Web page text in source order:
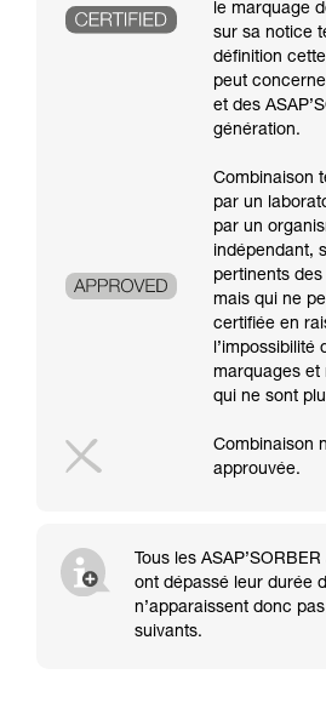
le marquage
sur sa notice
définition
peut
et des
génération.
Combinaison
par un
par un
indépendant,
pertinents
mais qui ne
certifiée en
l’impossibilité
marquages et
qui ne sont
Combinaison
approuvée.
Tous les
ont dépassé leur durée
n’apparaissent donc
suivants.